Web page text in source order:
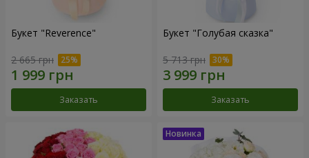
Букет "Reverence"
2 665 грн
Заказать
Букет "Голубая сказка"
5 713 грн
Заказать